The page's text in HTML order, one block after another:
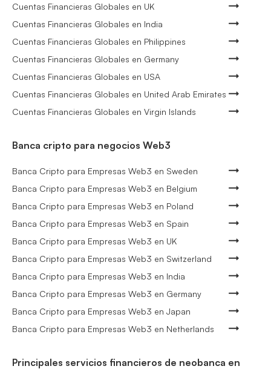
Cuentas Financieras Globales en UK
Cuentas Financieras Globales en India
Cuentas Financieras Globales en Philippines
Cuentas Financieras Globales en Germany
Cuentas Financieras Globales en USA
Cuentas Financieras Globales en United Arab Emirates
Cuentas Financieras Globales en Virgin Islands
Banca cripto para negocios Web3
Banca Cripto para Empresas Web3 en Sweden
Banca Cripto para Empresas Web3 en Belgium
Banca Cripto para Empresas Web3 en Poland
Banca Cripto para Empresas Web3 en Spain
Banca Cripto para Empresas Web3 en UK
Banca Cripto para Empresas Web3 en Switzerland
Banca Cripto para Empresas Web3 en India
Banca Cripto para Empresas Web3 en Germany
Banca Cripto para Empresas Web3 en Japan
Banca Cripto para Empresas Web3 en Netherlands
Principales servicios financieros de neobanca en